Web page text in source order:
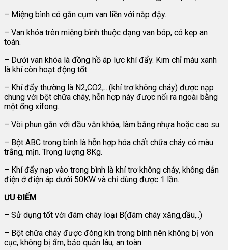
– Miệng bình có gắn cụm van liền với nắp đậy.
– Van khóa trên miệng bình thuộc dạng van bóp, có kẹp an
toàn.
– Dưới van khóa là đồng hồ áp lực khí đẩy. Kim chỉ màu xanh
là khí còn hoạt động tốt.
– Khí đẩy thường là N2,CO2,…(khí trơ không cháy) được nạp
chung với bột chữa cháy, hỗn hợp này được nối ra ngoài bằng
một ống xifong.
– Vòi phun gắn với đầu văn khóa, làm bằng nhựa hoặc cao su.
– Bột ABC trong bình là hỗn hợp hóa chất chữa cháy có màu
trắng, mịn. Trọng lượng 8Kg.
– Khí đẩy nạp vào trong bình là khí trơ không cháy, không dẫn
điện ở điện áp dưới 50KW và chỉ dùng được 1 lần.
ƯU ĐIỂM
– Sử dụng tốt với đám cháy loại B(đám cháy xăng,dầu,..)
– Bột chữa cháy được đóng kín trong bình nên không bị vón
cục, không bị ẩm, bảo quản lâu, an toàn.